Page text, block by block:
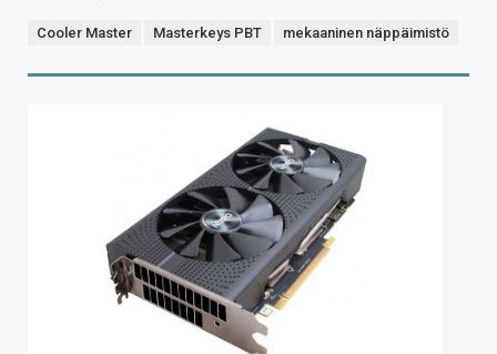
Cooler Master Masterkeys PBT mekaaninen näppäimistö